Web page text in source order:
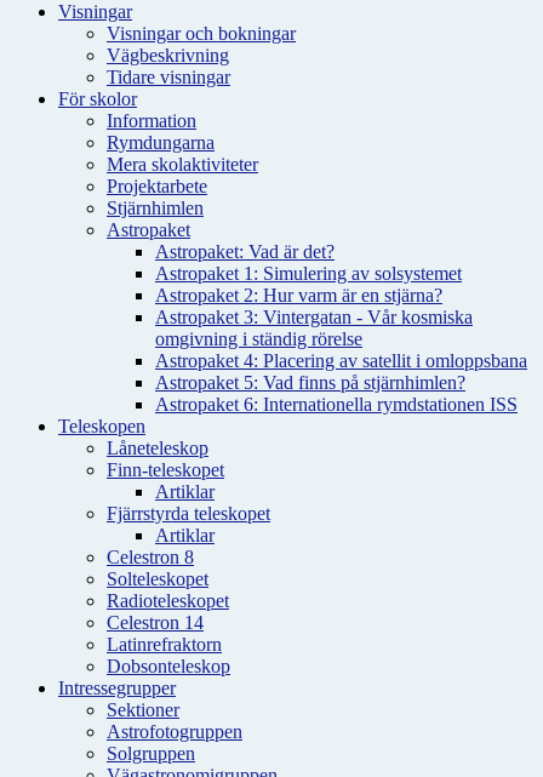
Visningar
Visningar och bokningar
Vägbeskrivning
Tidare visningar
För skolor
Information
Rymdungarna
Mera skolaktiviteter
Projektarbete
Stjärnhimlen
Astropaket
Astropaket: Vad är det?
Astropaket 1: Simulering av solsystemet
Astropaket 2: Hur varm är en stjärna?
Astropaket 3: Vintergatan - Vår kosmiska
omgivning i ständig rörelse
Astropaket 4: Placering av satellit i omloppsbana
Astropaket 5: Vad finns på stjärnhimlen?
Astropaket 6: Internationella rymdstationen ISS
Teleskopen
Låneteleskop
Finn-teleskopet
Artiklar
Fjärrstyrda teleskopet
Artiklar
Celestron 8
Solteleskopet
Radioteleskopet
Celestron 14
Latinrefraktorn
Dobsonteleskop
Intressegrupper
Sektioner
Astrofotogruppen
Solgruppen